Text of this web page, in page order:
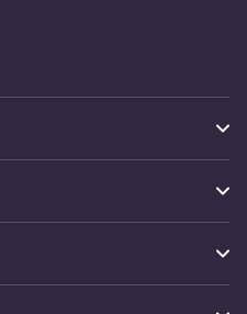
på fuktigheten
Større trær
utepotter som tåler
dreneringshull for
av